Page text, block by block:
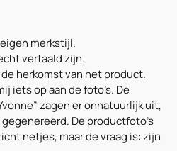
merkstijl.
vertaald zijn.
herkomst van het product.
iets op aan de foto’s. De
zagen er onnatuurlijk uit,
De productfoto’s
netjes, maar de vraag is: zijn